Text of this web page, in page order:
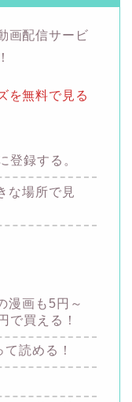
画配信サービ
を無料で見る
登録する。
な場所で見
漫画も5円～
で買える！
読める！